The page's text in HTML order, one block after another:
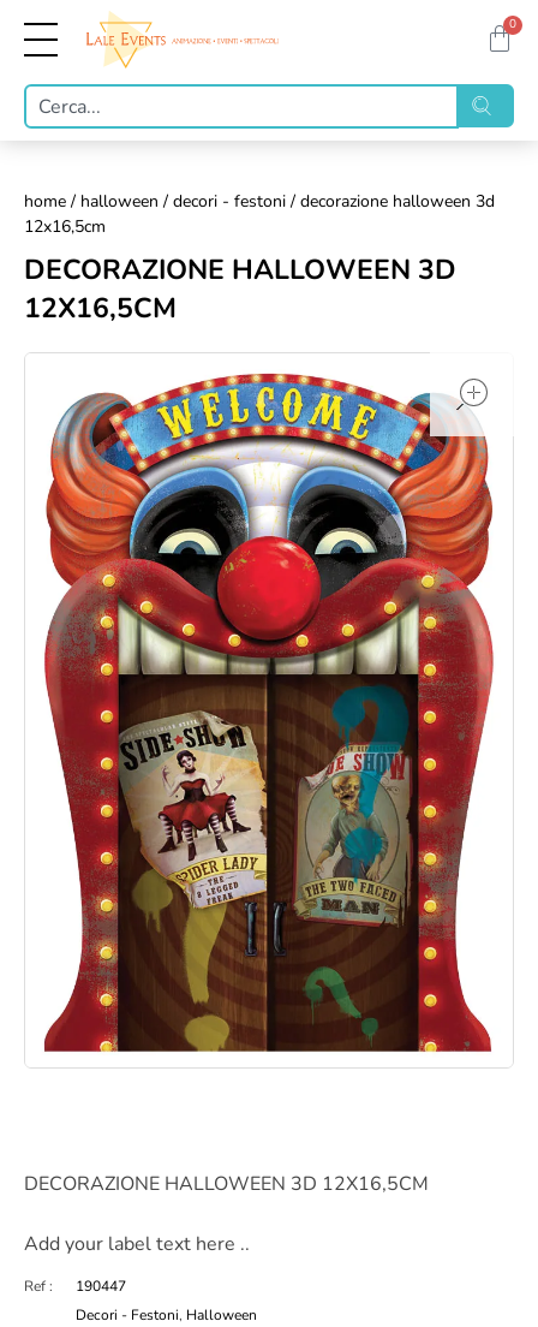
0
home / halloween / decori - festoni / decorazione halloween 3d
12x16,5cm
DECORAZIONE HALLOWEEN 3D
12X16,5CM
DECORAZIONE HALLOWEEN 3D 12X16,5CM
Add your label text here ..
Ref :
190447
Decori - Festoni, Halloween